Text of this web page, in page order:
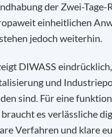
der Zwei-Tage-
einheitlichen
jedoch weiterhin.
DIWASS
und
sind. Für eine
es verlässliche
Verfahren und klare